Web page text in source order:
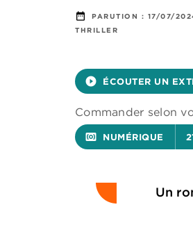
date_range PARUTION : 17/07/
THRILLER
play_circle_filled ÉCOUTER UN
Commander selon
surround_sound NUMÉRIQUE
Un